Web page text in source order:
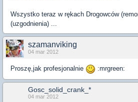
Wszystko teraz w rękach Drogowców
(uzgodnienia) ...
szamanviking
04 mar 2012
Proszę,jak profesjonalnie :mrgreen:
Gosc_solid_crank_*
04 mar 2012